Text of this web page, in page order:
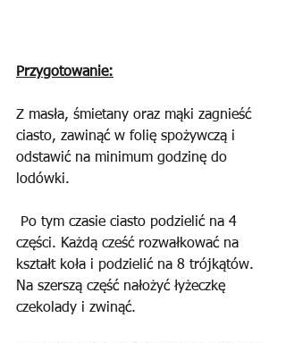
Przygotowanie:
Z masła, śmietany oraz mąki zagnieść
ciasto, zawinąć w folię spożywczą i
odstawić na minimum godzinę do
lodówki.
części. Każdą cześć rozwałkować na
kształt koła i podzielić na 8 trójkątów.
Na szerszą część nałożyć łyżeczkę
czekolady i zwinąć.